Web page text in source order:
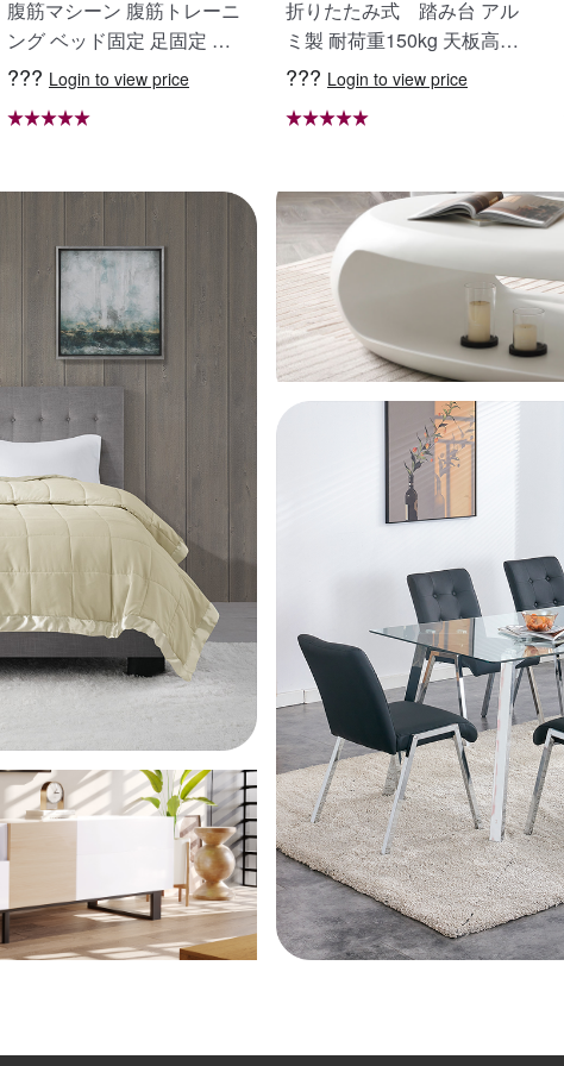
腹筋マシーン 腹筋トレーニ
ング ベッド固定 足固定 腹
筋器具 腹筋マシン 足を押さ
ング器具 エクササイズ ダイ
1-R
??? Login to view price
折りたたみ式 踏み台 アル
ミ製 耐荷重150kg 天板高さ
48cm 足場 作業台 洗車台 ア
しご ハシゴ 梯子 アルミ 作
折りたたみ コンパクト 軽量
踏台 760mm X0689940
??? Login to view price